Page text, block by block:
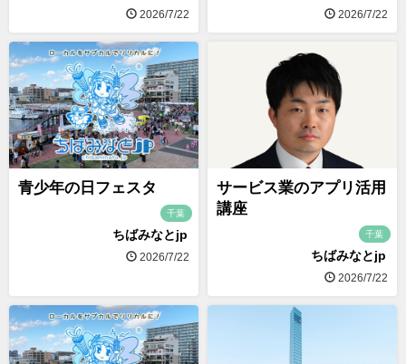
2026/7/22 2026/7/22
青少年の日フェスタ
千葉
ちばみなとjp
2026/7/22
サービス業のアプリ活用
講座
千葉
ちばみなとjp
2026/7/22